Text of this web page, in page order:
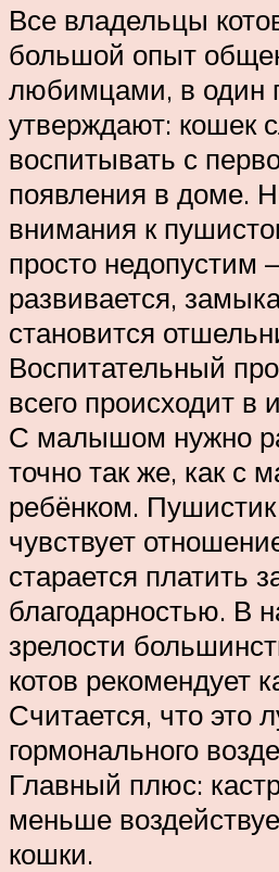
Все владельцы
большой опыт
любимцами, в один
утверждают: кошек
воспитывать с
появления в доме.
внимания к
просто недопустим
развивается,
становится
Воспитательный
всего происходит в
С малышом нужно
точно так же, как с
ребёнком.
чувствует
старается платить
благодарностью. В
зрелости
котов рекомендует
Считается, что это
гормонального
Главный плюс:
меньше
кошки.